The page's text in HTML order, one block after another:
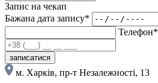
Запис на чекап
Бажана дата запису*
Телефон*
записатися
м. Харків, пр-т Незалежності, 13